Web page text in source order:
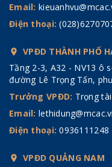
Email:
Điện thoại:
VPĐD THÀNH PHỐ
Tầng 2-3, A32 - NV13 ô
đường Lê Trọng Tấn,
Trưởng VPĐD: Trọng
Email:
Điện thoại:0936111248
VPĐD QUẢNG NAM